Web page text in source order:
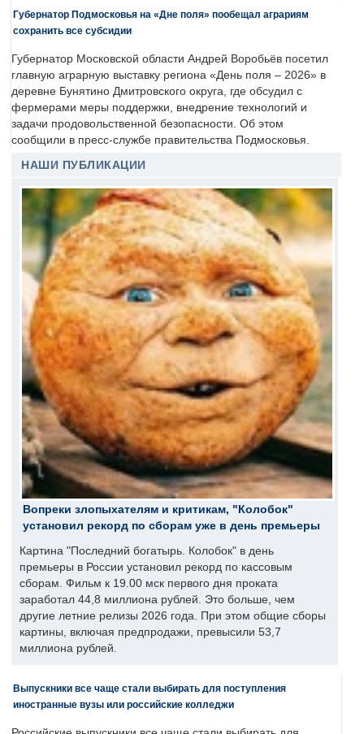
Губернатор Подмосковья на «Дне поля» пообещал аграриям
сохранить все субсидии
Губернатор Московской области Андрей Воробьёв посетил
главную аграрную выставку региона «День поля – 2026» в
деревне Бунятино Дмитровского округа, где обсудил с
фермерами меры поддержки, внедрение технологий и
задачи продовольственной безопасности. Об этом
сообщили в пресс-службе правительства Подмосковья.
НАШИ ПУБЛИКАЦИИ
Вопреки злопыхателям и критикам, "Колобок"
установил рекорд по сборам уже в день премьеры
Картина "Последний богатырь. Колобок" в день
премьеры в России установил рекорд по кассовым
сборам. Фильм к 19.00 мск первого дня проката
заработал 44,8 миллиона рублей. Это больше, чем
другие летние релизы 2026 года. При этом общие сборы
картины, включая предпродажи, превысили 53,7
миллиона рублей.
Выпускники все чаще стали выбирать для поступления
иностранные вузы или российские колледжи